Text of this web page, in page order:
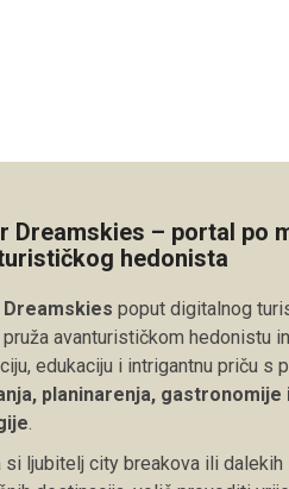
Dreamskies – portal po
hedonista
Dreamskies poput digitalnog
avanturističkom hedonistu
edukaciju i intrigantnu priču s
planinarenja, gastronomije
.
si ljubitelj city breakova ili dalekih